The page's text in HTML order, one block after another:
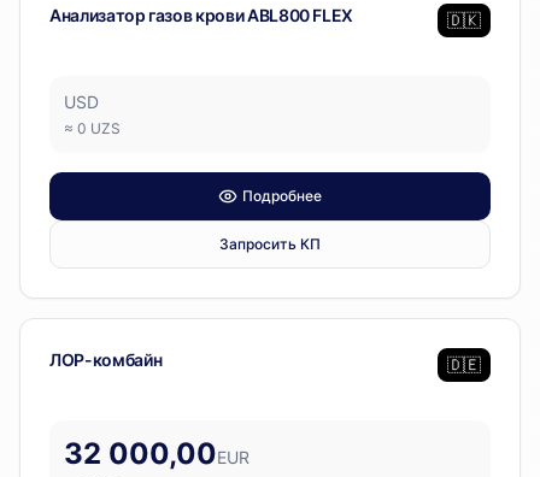
Диагностическое оборудование
Анализатор газов крови ABL800 FLEX 🇩🇰
USD
≈ 0 UZS
Подробнее
Запросить КП
Диагностическое оборудование
ЛОР-комбайн 🇩🇪
32 000,00EUR